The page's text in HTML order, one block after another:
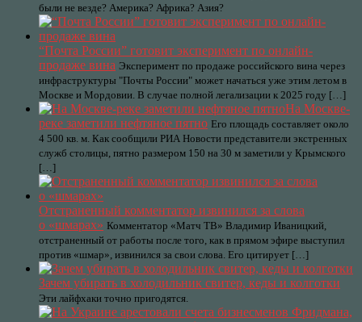
были не везде? Америка? Африка? Азия?
“Почта России” готовит эксперимент по онлайн-
продаже вина Эксперимент по продаже российского вина через
инфраструктуры "Почты России" может начаться уже этим летом в
Москве и Мордовии. В случае полной легализации к 2025 году […]
На Москве-
реке заметили нефтяное пятно Его площадь составляет около
4 500 кв. м. Как сообщили РИА Новости представители экстренных
служб столицы, пятно размером 150 на 30 м заметили у Крымского
[…]
Отстраненный комментатор извинился за слова
о «шмарах» Комментатор «Матч ТВ» Владимир Иваницкий,
отстраненный от работы после того, как в прямом эфире выступил
против «шмар», извинился за свои слова. Его цитирует […]
Зачем убирать в холодильник свитер, кеды и колготки
Эти лайфхаки точно пригодятся.